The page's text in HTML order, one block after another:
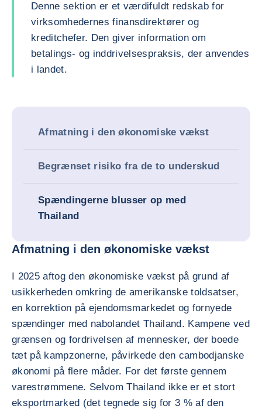
Denne sektion er et værdifuldt redskab for
virksomhedernes finansdirektører og
kreditchefer. Den giver information om
betalings- og inddrivelsespraksis, der anvendes
i landet.
Afmatning i den økonomiske vækst
Begrænset risiko fra de to underskud
Spændingerne blusser op med
Thailand
Afmatning i den økonomiske vækst
I 2025 aftog den økonomiske vækst på grund af
usikkerheden omkring de amerikanske toldsatser,
en korrektion på ejendomsmarkedet og fornyede
spændinger med nabolandet Thailand. Kampene ved
grænsen og fordrivelsen af mennesker, der boede
tæt på kampzonerne, påvirkede den cambodjanske
økonomi på flere måder. For det første gennem
varestrømmene. Selvom Thailand ikke er et stort
eksportmarked (det tegnede sig for 3 % af den